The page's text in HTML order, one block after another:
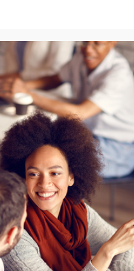
read BLOG
bedrohungen im online-
– wie kundendaten
werden
6 Monaten ago